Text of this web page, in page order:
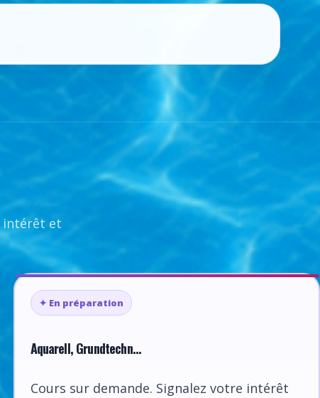
intérêt et
✦ En préparation
Aquarell, Grundtechn...
Cours sur demande. Signalez votre intérêt